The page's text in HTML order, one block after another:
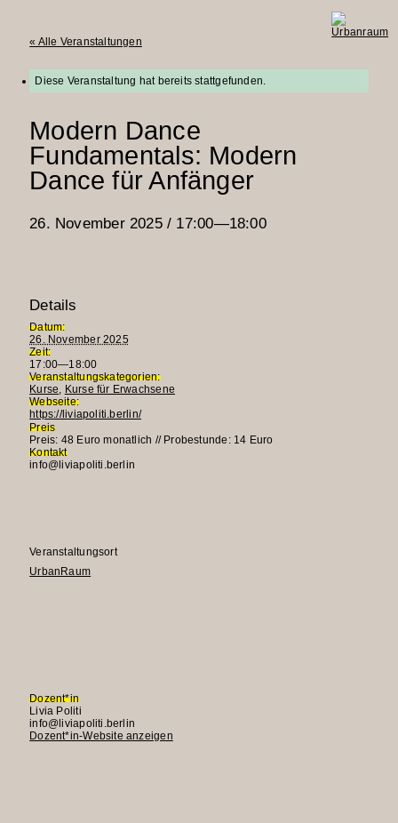
« Alle Veranstaltungen
Diese Veranstaltung hat bereits stattgefunden.
Modern Dance
Fundamentals: Modern
Dance für Anfänger
26. November 2025 / 17:00—18:00
Details
Datum:
26. November 2025
Zeit:
17:00—18:00
Veranstaltungskategorien:
Kurse, Kurse für Erwachsene
Webseite:
https://liviapoliti.berlin/
Veranstaltungsort
UrbanRaum
Dozent*in
Livia Politi
E-
Mail:
info@liviapoliti.berlin
Dozent*in-Website anzeigen
Preis
Preis: 48 Euro monatlich // Probestunde: 14 Euro
Kontakt
info@liviapoliti.berlin